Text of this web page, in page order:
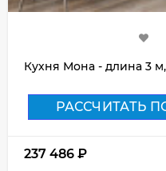
Кухня Мона - длина 3
РАССЧИТАТЬ
237 486 ₽